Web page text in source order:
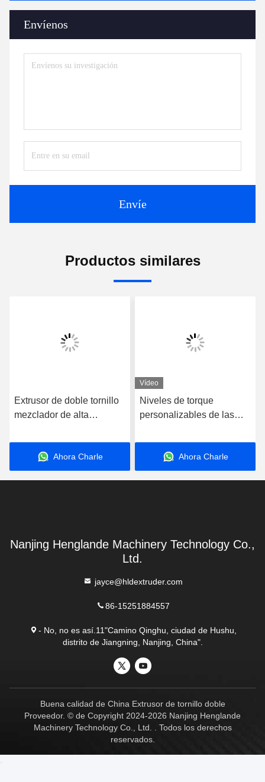
Envíenos
Envíe
Productos similares
Extrusor de doble tornillo
mezclador de alta
polvo secador de
laboratorio tipoAhora Charle
Vídeo
Niveles de torque
personalizables de las
caja de engranajes, caja
de engranajes de la
extrusora de tornillos
Ahora Charle
Nanjing Henglande Machinery Technology Co.,
Ltd.
jayce@hldextruder.com
86-15251884557
- No, no es así.11"Camino Qinghu, ciudad de Hushu,
distrito de Jiangning, Nanjing, China".
Buena calidad de China Extrusor de tornillo doble
Proveedor. © de Copyright 2024-2026 Nanjing Henglande
Machinery Technology Co., Ltd. . Todos los derechos
reservados.